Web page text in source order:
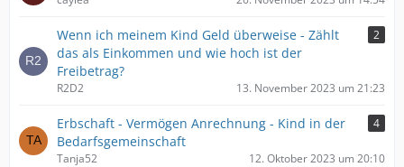
Wenn ich meinem Kind Geld überweise - Zählt
das als Einkommen und wie hoch ist der
Freibetrag?
2
R2D2 13. November 2023 um 21:23
Erbschaft - Vermögen Anrechnung - Kind in der
Bedarfsgemeinschaft
4
Tanja52 12. Oktober 2023 um 20:10